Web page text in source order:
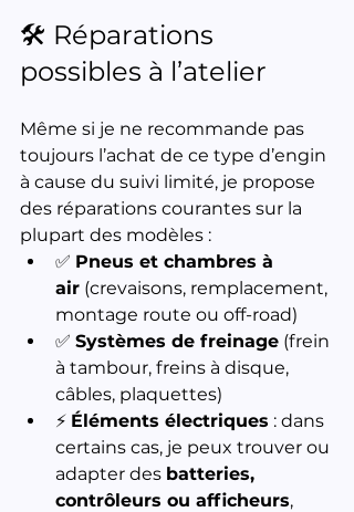
🛠️ Réparations
possibles à l’atelier
Même si je ne recommande pas
toujours l’achat de ce type d’engin
à cause du suivi limité, je propose
des réparations courantes sur la
plupart des modèles :
✅ Pneus et chambres à
air (crevaisons, remplacement,
montage route ou off-road)
✅ Systèmes de freinage (frein
à tambour, freins à disque,
câbles, plaquettes)
⚡ Éléments électriques : dans
certains cas, je peux trouver ou
adapter des batteries,
contrôleurs ou afficheurs,